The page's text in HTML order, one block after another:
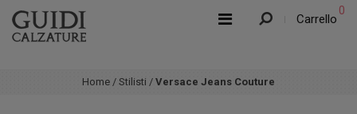
Carrello
0
Home / Stilisti / Versace Jeans Couture